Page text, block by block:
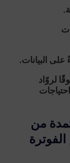
على البيانات.
لروّاد
من